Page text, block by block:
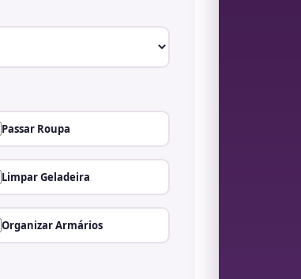
Passar Roupa
Limpar Geladeira
Organizar Armários